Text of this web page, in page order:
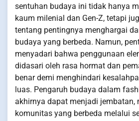
sentuhan budaya ini tidak hanya
kaum milenial dan Gen-Z, tetapi
tentang pentingnya menghargai
budaya yang berbeda. Namun,
menyadari bahwa penggunaan
didasari oleh rasa hormat dan
benar demi menghindari
luas. Pengaruh budaya dalam
akhirnya dapat menjadi jembatan,
komunitas yang berbeda melalui